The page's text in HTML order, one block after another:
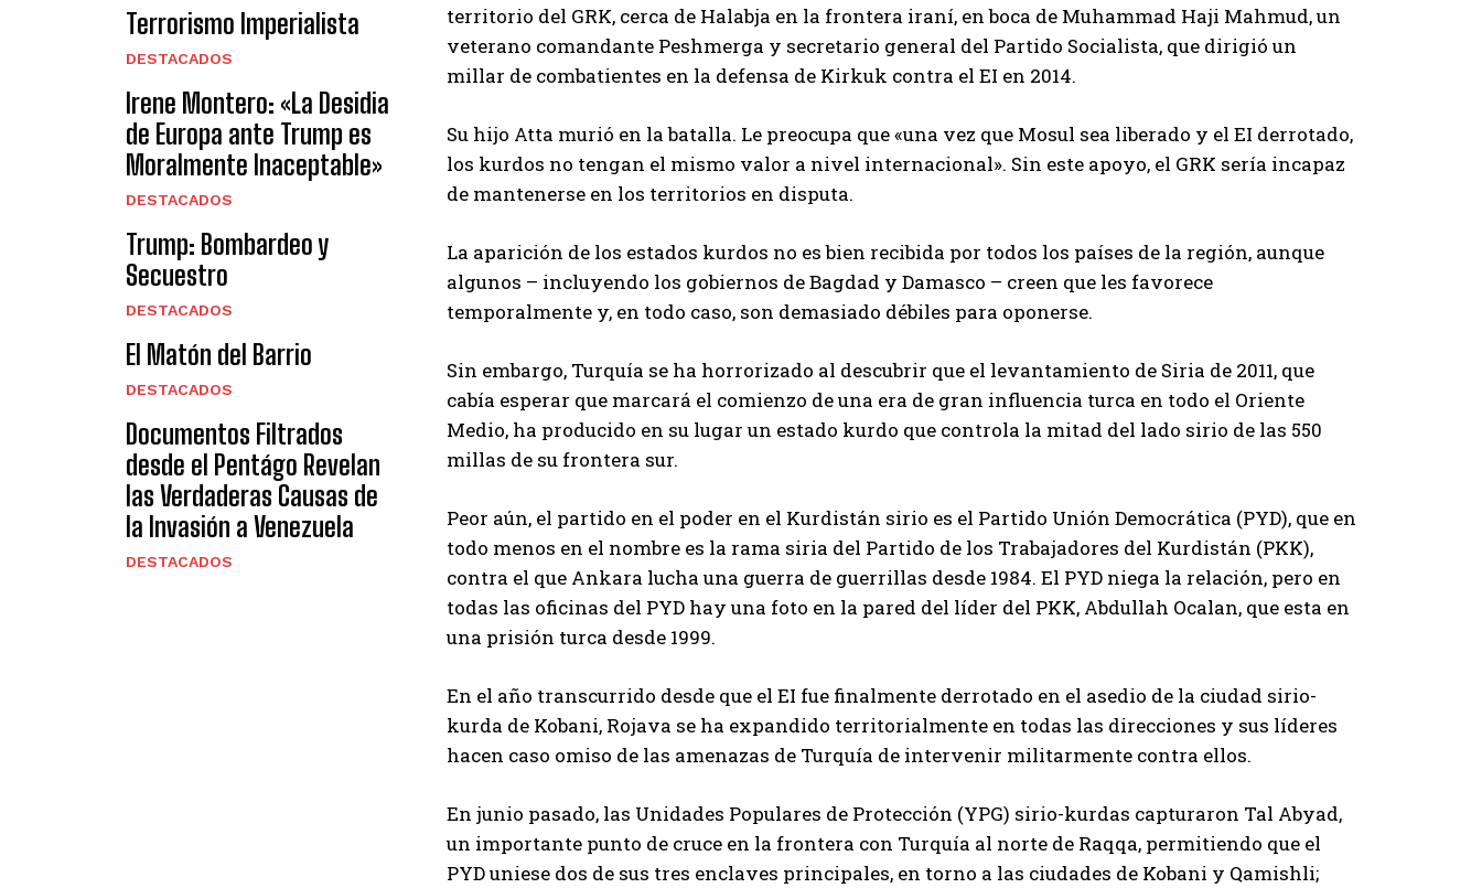
Terrorismo Imperialista
DESTACADOS
Irene Montero: «La Desidia
de Europa ante Trump es
Moralmente Inaceptable»
DESTACADOS
Trump: Bombardeo y
Secuestro
DESTACADOS
El Matón del Barrio
DESTACADOS
Documentos Filtrados
desde el Pentágo Revelan
las Verdaderas Causas de
la Invasión a Venezuela
DESTACADOS
territorio del GRK, cerca de Halabja en la frontera iraní, en boca de Muhammad Haji Mahmud, un
veterano comandante Peshmerga y secretario general del Partido Socialista, que dirigió un
millar de combatientes en la defensa de Kirkuk contra el EI en 2014.
Su hijo Atta murió en la batalla. Le preocupa que «una vez que Mosul sea liberado y el EI derrotado,
los kurdos no tengan el mismo valor a nivel internacional». Sin este apoyo, el GRK sería incapaz
de mantenerse en los territorios en disputa.
La aparición de los estados kurdos no es bien recibida por todos los países de la región, aunque
algunos – incluyendo los gobiernos de Bagdad y Damasco – creen que les favorece
temporalmente y, en todo caso, son demasiado débiles para oponerse.
Sin embargo, Turquía se ha horrorizado al descubrir que el levantamiento de Siria de 2011, que
cabía esperar que marcará el comienzo de una era de gran influencia turca en todo el Oriente
Medio, ha producido en su lugar un estado kurdo que controla la mitad del lado sirio de las 550
millas de su frontera sur.
Peor aún, el partido en el poder en el Kurdistán sirio es el Partido Unión Democrática (PYD), que en
todo menos en el nombre es la rama siria del Partido de los Trabajadores del Kurdistán (PKK),
contra el que Ankara lucha una guerra de guerrillas desde 1984. El PYD niega la relación, pero en
todas las oficinas del PYD hay una foto en la pared del líder del PKK, Abdullah Ocalan, que esta en
una prisión turca desde 1999.
En el año transcurrido desde que el EI fue finalmente derrotado en el asedio de la ciudad sirio-
kurda de Kobani, Rojava se ha expandido territorialmente en todas las direcciones y sus líderes
hacen caso omiso de las amenazas de Turquía de intervenir militarmente contra ellos.
En junio pasado, las Unidades Populares de Protección (YPG) sirio-kurdas capturaron Tal Abyad,
un importante punto de cruce en la frontera con Turquía al norte de Raqqa, permitiendo que el
PYD uniese dos de sus tres enclaves principales, en torno a las ciudades de Kobani y Qamishli;